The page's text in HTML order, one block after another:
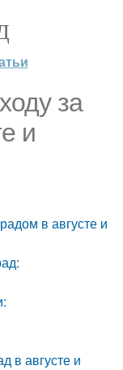
за
и
в августе и
в августе и